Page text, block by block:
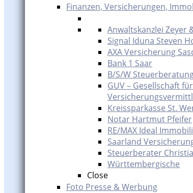
Finanzen, Versicherungen,
Anwaltskanzlei Zeyer
Signal Iduna Steven
AXA Versicherung
Bank 1 Saar
B/S/W
GUV – Gesellschaft
Kreissparkasse St.
Notar Hartmut Pfeifer
RE/MAX Ideal
Saarland
Steuerberater
Württembergische
Close
Foto Presse & Werbung